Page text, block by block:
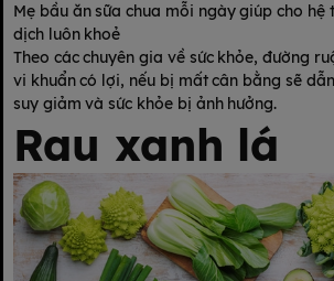
Mẹ bầu ăn sữa chua mỗi ngày giúp cho hệ
dịch luôn khoẻ
Theo các chuyên gia về sức khỏe, đường
vi khuẩn có lợi, nếu bị mất cân bằng sẽ
suy giảm và sức khỏe bị ảnh hưởng.
Rau xanh lá